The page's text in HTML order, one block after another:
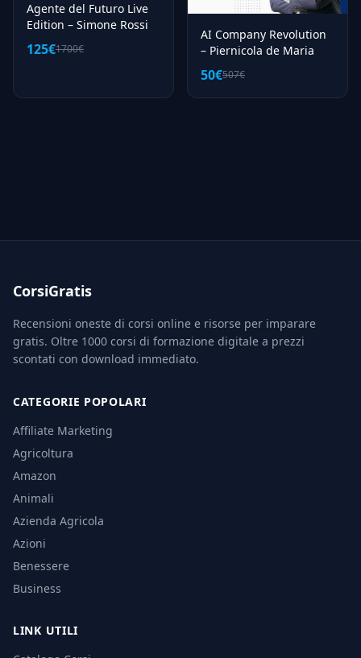
Agente del Futuro Live
Edition – Simone Rossi
125€1700€
AI Company Revolution
– Piernicola de Maria
50€507€
CorsiGratis
Recensioni oneste di corsi online e risorse per imparare
gratis. Oltre 1000 corsi di formazione digitale a prezzi
scontati con download immediato.
CATEGORIE POPOLARI
Affiliate Marketing
Agricoltura
Amazon
Animali
Azienda Agricola
Azioni
Benessere
Business
LINK UTILI